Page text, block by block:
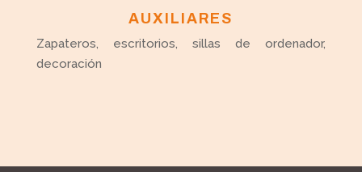
AUXILIARES
Zapateros, escritorios, sillas de ordenador,
decoración